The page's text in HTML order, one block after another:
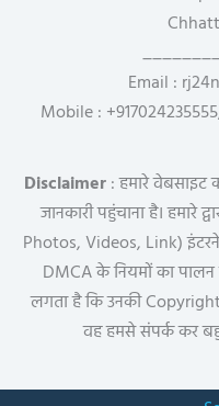
Email :
Mobile :
Disclaimer: हमारे वेबसाइट
जानकारी पहुंचाना है। हमारे
Photos, Videos, Link)
DMCA के नियमों का पालन
लगता है कि उनकी Copyright
वह हमसे संपर्क कर